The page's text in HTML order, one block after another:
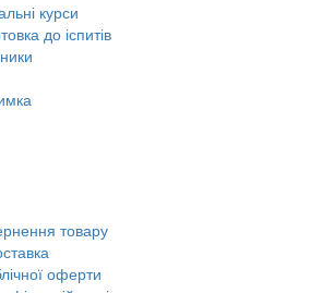
курси
до іспитів
товару
оферти